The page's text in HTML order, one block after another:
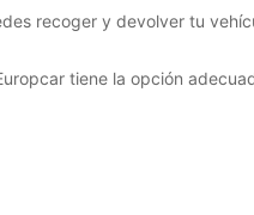
recoger y devolver tu
tiene la opción